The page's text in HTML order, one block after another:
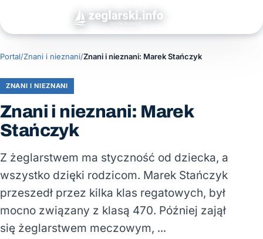
Portal/Znani i nieznani/Znani i nieznani: Marek Stańczyk
ZNANI I NIEZNANI
Znani i nieznani: Marek
Stańczyk
Z żeglarstwem ma styczność od dziecka, a
wszystko dzięki rodzicom. Marek Stańczyk
przeszedł przez kilka klas regatowych, był
mocno związany z klasą 470. Później zajął
się żeglarstwem meczowym, …